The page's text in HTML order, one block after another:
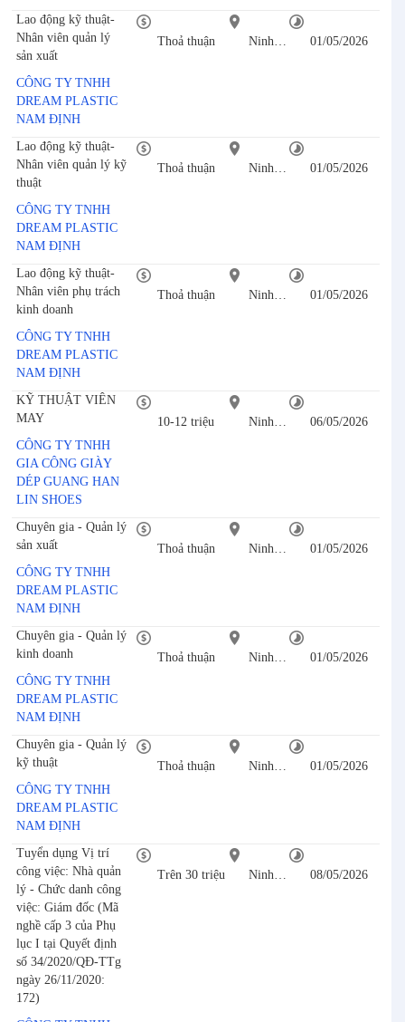
Lao động kỹ thuật-
Nhân viên quản lý
sản xuất
CÔNG TY TNHH
DREAM PLASTIC
NAM ĐỊNH
Thoả thuận Ninh Bình 01/05/2026
Lao động kỹ thuật-
Nhân viên quản lý kỹ
thuật
CÔNG TY TNHH
DREAM PLASTIC
NAM ĐỊNH
Thoả thuận Ninh Bình 01/05/2026
Lao động kỹ thuật-
Nhân viên phụ trách
kinh doanh
CÔNG TY TNHH
DREAM PLASTIC
NAM ĐỊNH
Thoả thuận Ninh Bình 01/05/2026
KỸ THUẬT VIÊN
MAY
CÔNG TY TNHH
GIA CÔNG GIÀY
DÉP GUANG HAN
LIN SHOES
10-12 triệu Ninh Bình 06/05/2026
Chuyên gia - Quản lý
sản xuất
CÔNG TY TNHH
DREAM PLASTIC
NAM ĐỊNH
Thoả thuận Ninh Bình 01/05/2026
Chuyên gia - Quản lý
kinh doanh
CÔNG TY TNHH
DREAM PLASTIC
NAM ĐỊNH
Thoả thuận Ninh Bình 01/05/2026
Chuyên gia - Quản lý
kỹ thuật
CÔNG TY TNHH
DREAM PLASTIC
NAM ĐỊNH
Thoả thuận Ninh Bình 01/05/2026
Tuyển dụng Vị trí
công việc: Nhà quản
lý - Chức danh công
việc: Giám đốc (Mã
nghề cấp 3 của Phụ
lục I tại Quyết định
số 34/2020/QĐ-TTg
ngày 26/11/2020:
172)
Trên 30 triệu Ninh Bình 08/05/2026